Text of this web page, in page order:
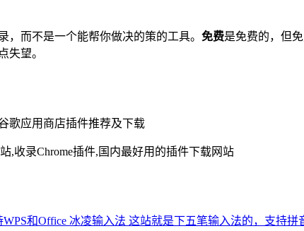
而不是一个能帮你做决的策的工具。 免费是免费的，但
失望。
歌应用商店插件推荐及下载
,收录Chrome插件,国内最好用的插件下载网站
和Office 冰凌输入法 这站就是下五笔输入法的，支持拼